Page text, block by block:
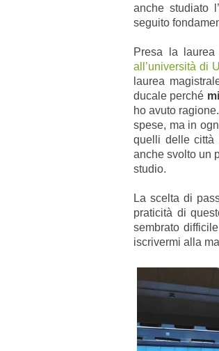
anche studiato
seguito
Presa la
all’università di
laurea
ducale perché
ho avuto
spese, ma in
quelli delle città
anche svolto un
studio.
La scelta di
praticità di
sembrato
iscrivermi alla